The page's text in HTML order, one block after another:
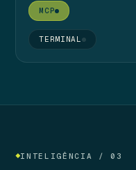
●
●
INTELIGÊNCIA / 03